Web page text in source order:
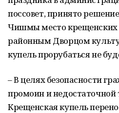
поссовет, принято
Чишмы место крещенских
районным Дворцом
купель прорубаться не
– В целях безопасности
промоин и
Крещенская купель